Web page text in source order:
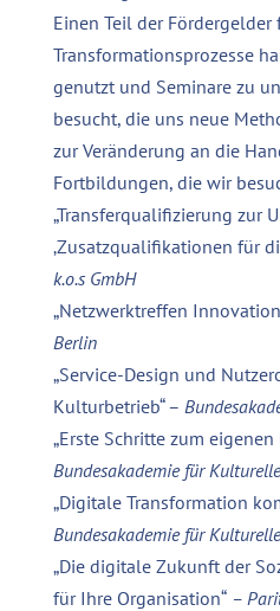
Einen Teil der Fördergelder
Transformationsprozesse
genutzt und Seminare zu
besucht, die uns neue
zur Veränderung an die
Fortbildungen, die wir
„Transferqualifizierung zur
‚Zusatzqualifikationen für
k.o.s GmbH
„Netzwerktreffen
Berlin
„Service-Design und
Kulturbetrieb“ –
„Erste Schritte zum eigenen
Bundesakademie für
„Digitale Transformation
Bundesakademie für
„Die digitale Zukunft der
für Ihre Organisation“–